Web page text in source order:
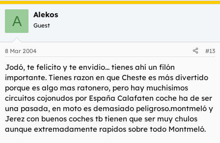
A Alekos
Guest
8 Mar 2004 #13
Jodó, te felicito y te envidio... tienes ahí un filón
importante. Tienes razon en que Cheste es más divertido
porque es algo mas ratonero, pero hay muchisimos
circuitos cojonudos por España Calafaten coche ha de ser
una pasada, en moto es demasiado peligroso.montmeló y
Jerez con buenos coches tb tienen que ser muy chulos
aunque extremadamente rapidos sobre todo Montmeló.